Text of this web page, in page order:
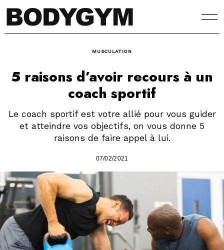
Skip
content
MUSCULATION
5 raisons d’avoir recours à un
coach sportif
Le coach sportif est votre allié pour vous guider
et atteindre vos objectifs, on vous donne 5
raisons de faire appel à lui.
07/02/2021